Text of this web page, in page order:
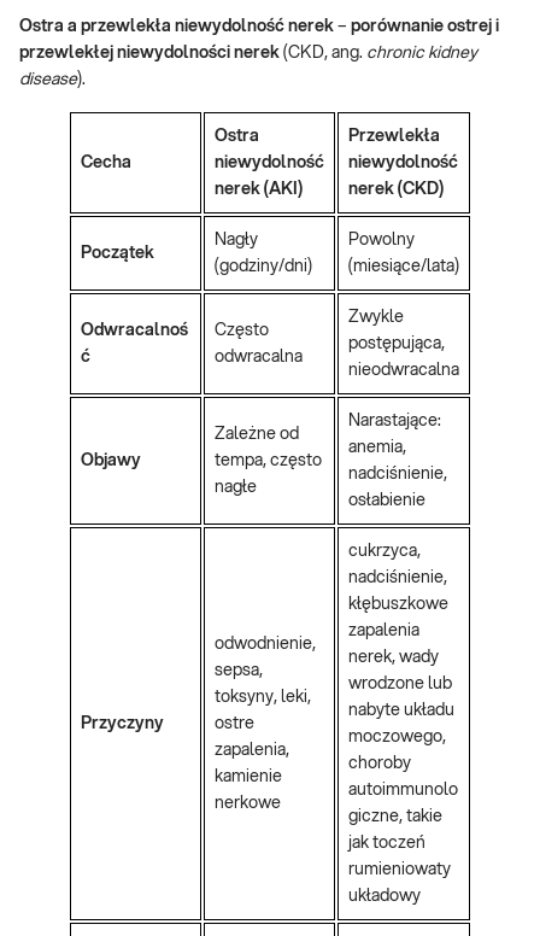
Ostra a przewlekła niewydolność nerek – porównanie ostrej i
przewlekłej niewydolności nerek (CKD, ang. chronic kidney
disease).
Cecha
Ostra
niewydolność
nerek (AKI)
Przewlekła
niewydolność
nerek (CKD)
Początek
Nagły
(godziny/dni)
Powolny
(miesiące/lata)
Odwracalnoś
ć
Często
odwracalna
Zwykle
postępująca,
nieodwracalna
Objawy
Zależne od
tempa, często
nagłe
Narastające:
anemia,
nadciśnienie,
osłabienie
Przyczyny
odwodnienie,
sepsa,
toksyny, leki,
ostre
zapalenia,
kamienie
nerkowe
cukrzyca,
nadciśnienie,
kłębuszkowe
zapalenia
nerek, wady
wrodzone lub
nabyte układu
moczowego,
choroby
autoimmunolo
giczne, takie
jak toczeń
rumieniowaty
układowy